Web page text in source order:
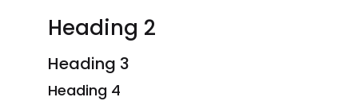
Heading 2
Heading 3
Heading 4